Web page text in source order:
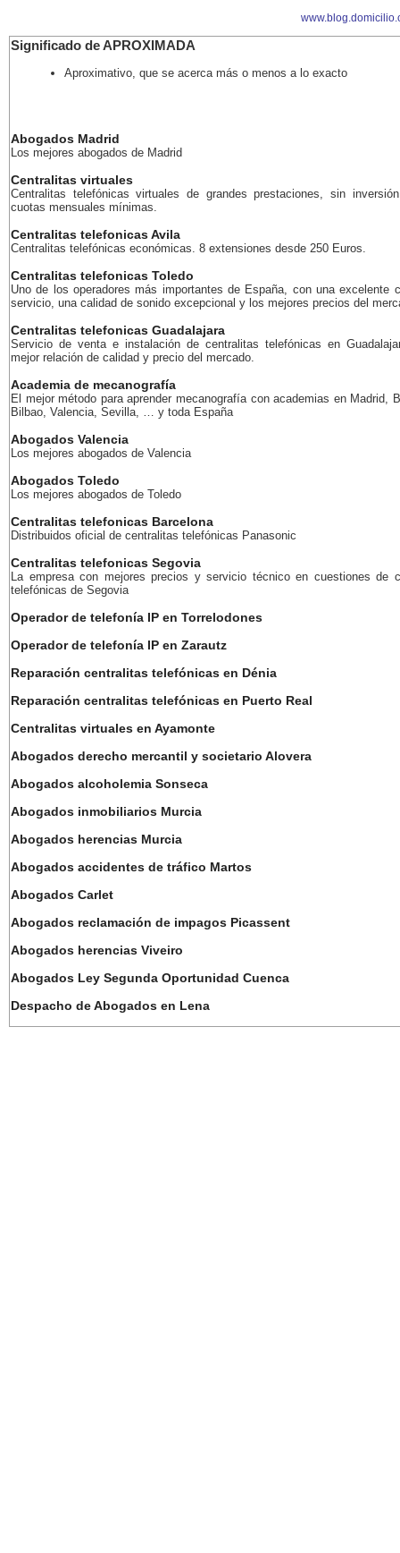
Significado de APROXIMADA
Aproximativo, que se acerca más o menos a lo exacto
Abogados Madrid
Los mejores abogados de Madrid
Centralitas virtuales
Centralitas telefónicas virtuales de grandes prestaciones, sin
cuotas mensuales mínimas.
Centralitas telefonicas Avila
Centralitas telefónicas económicas. 8 extensiones desde 250 Euros.
Centralitas telefonicas Toledo
Uno de los operadores más importantes de España, con una excelente
servicio, una calidad de sonido excepcional y los mejores precios del
Centralitas telefonicas Guadalajara
Servicio de venta e instalación de centralitas telefónicas en
mejor relación de calidad y precio del mercado.
Academia de mecanografía
El mejor método para aprender mecanografía con academias en Madrid,
Bilbao, Valencia, Sevilla, … y toda España
Abogados Valencia
Los mejores abogados de Valencia
Abogados Toledo
Los mejores abogados de Toledo
Centralitas telefonicas Barcelona
Distribuidos oficial de centralitas telefónicas Panasonic
Centralitas telefonicas Segovia
La empresa con mejores precios y servicio técnico en cuestiones de
telefónicas de Segovia
Operador de telefonía IP en Torrelodones
Operador de telefonía IP en Zarautz
Reparación centralitas telefónicas en Dénia
Reparación centralitas telefónicas en Puerto Real
Centralitas virtuales en Ayamonte
Abogados derecho mercantil y societario Alovera
Abogados alcoholemia Sonseca
Abogados inmobiliarios Murcia
Abogados herencias Murcia
Abogados accidentes de tráfico Martos
Abogados Carlet
Abogados reclamación de impagos Picassent
Abogados herencias Viveiro
Abogados Ley Segunda Oportunidad Cuenca
Despacho de Abogados en Lena